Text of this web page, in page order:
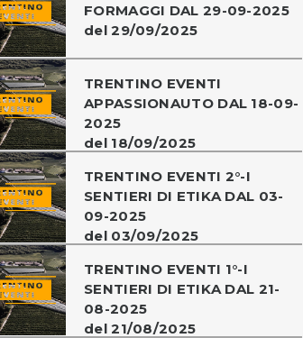
FORMAGGI DAL 29-09-2025
del 29/09/2025
TRENTINO EVENTI
APPASSIONAUTO DAL 18-09-
2025
del 18/09/2025
TRENTINO EVENTI 2°-I
SENTIERI DI ETIKA DAL 03-
09-2025
del 03/09/2025
TRENTINO EVENTI 1°-I
SENTIERI DI ETIKA DAL 21-
08-2025
del 21/08/2025